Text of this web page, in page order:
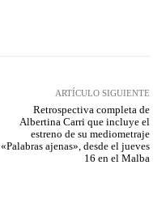
ARTÍCULO SIGUIENTE
Retrospectiva completa de
Albertina Carri que incluye el
estreno de su mediometraje
«Palabras ajenas», desde el jueves
16 en el Malba